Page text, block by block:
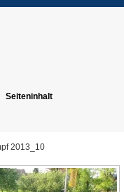
Seiteninhalt
2013_10